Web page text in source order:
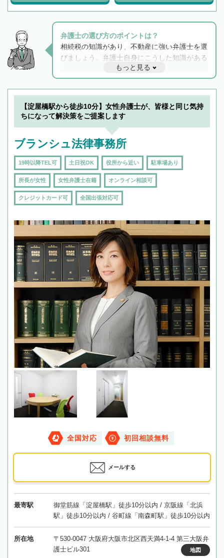
弁護士の選び方のポイントは？
相続税の知識があり、不動産に強い弁護士を選
びましょう。弁護士自身にこうした知識がある
と他士業との連携もスムーズに進み、トラブル
解決のみならず相続をトータルで任せることが
できます。また、相続は感情がからむ分野なの
でフィーリングも重要です。実際に電話や面談
で複数の弁護士と会話をしてウマが合う方に依
もっと見る
【淀屋橋駅から徒歩10分】女性弁護士が、皆様と同じ気持
ちになって解決策をご提案します
ブランシュ法律事務所
19時以降TEL可 土日祝OK 役所から近い 駐車場あり
所長が女性 女性弁護士在籍 オンライン相談可
クレジットカード可 全国出張対応可
全国対応 初回相談無料
メールする
最寄駅
御堂筋線「淀屋橋駅」徒歩10分以内 / 京阪線「北浜
駅」徒歩10分以内 / 谷町線「南森町駅」徒歩10分以内
所在地
〒530-0047 大阪府大阪市北区西天満4-1-4 第三大阪弁
護士ビル301
地図